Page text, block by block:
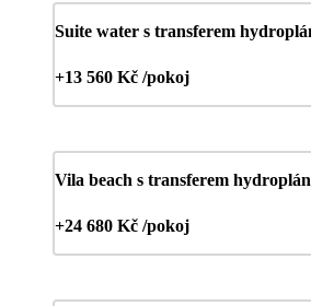
Suite water s transferem
+13 560 Kč /pokoj
Vila beach s transferem
+24 680 Kč /pokoj